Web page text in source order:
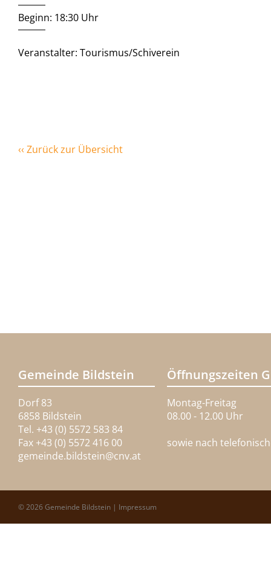
Beginn: 18:30 Uhr
Veranstalter: Tourismus/Schiverein
‹‹ Zurück zur Übersicht
Gemeinde Bildstein
Dorf 83
6858 Bildstein
Tel. +43 (0) 5572 583 84
Fax +43 (0) 5572 416 00
gemeinde.bildstein@cnv.at
Öffnungszeiten
Montag-Freitag
08.00 - 12.00 Uhr
sowie nach
© 2026 Gemeinde Bildstein | Impressum